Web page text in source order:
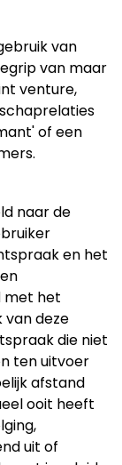
van
van maar
venture,
of een
naar de
en het
met het
van deze
die niet
ten uitvoer
afstand
ooit heeft
uit of